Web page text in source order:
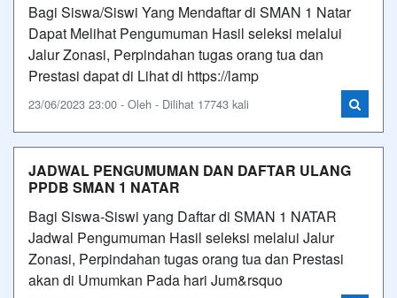
Bagi Siswa/Siswi Yang Mendaftar di SMAN 1 Natar
Dapat Melihat Pengumuman Hasil seleksi melalui
Jalur Zonasi, Perpindahan tugas orang tua dan
Prestasi dapat di Lihat di https://lamp
23/06/2023 23:00 - Oleh - Dilihat 17743 kali
JADWAL PENGUMUMAN DAN DAFTAR ULANG
PPDB SMAN 1 NATAR
Bagi Siswa-Siswi yang Daftar di SMAN 1 NATAR
Jadwal Pengumuman Hasil seleksi melalui Jalur
Zonasi, Perpindahan tugas orang tua dan Prestasi
akan di Umumkan Pada hari Jum&rsquo